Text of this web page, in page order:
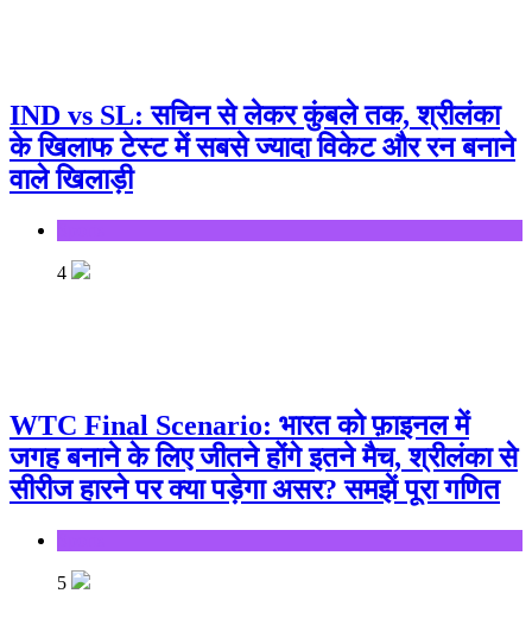
IND vs SL: सचिन से लेकर कुंबले तक, श्रीलंका
के खिलाफ टेस्ट में सबसे ज्यादा विकेट और रन बनाने
वाले खिलाड़ी
4
WTC Final Scenario: भारत को फ़ाइनल में
जगह बनाने के लिए जीतने होंगे इतने मैच, श्रीलंका से
सीरीज हारने पर क्या पड़ेगा असर? समझें पूरा गणित
5